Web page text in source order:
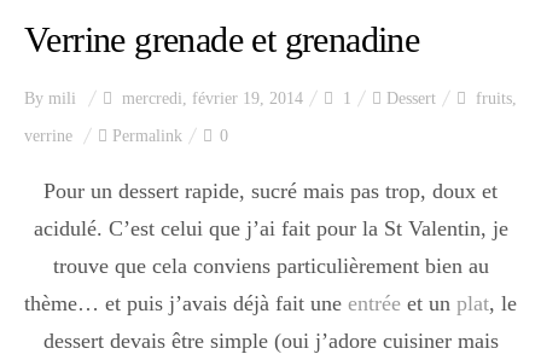
Verrine grenade et grenadine
By mili mercredi, février 19, 2014 1 Dessert fruits,
verrine Permalink 0
Pour un dessert rapide, sucré mais pas trop, doux et
acidulé. C’est celui que j’ai fait pour la St Valentin, je
trouve que cela conviens particulièrement bien au
thème… et puis j’avais déjà fait une entrée et un plat, le
dessert devais être simple (oui j’adore cuisiner mais